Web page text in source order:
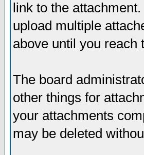
link to the
upload multiple
above until you reach
The board
other things for
your attachments
may be deleted